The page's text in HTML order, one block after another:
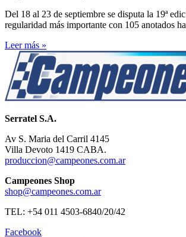
Del 18 al 23 de septiembre se disputa la 19ª
regularidad más importante con 105 anotados
Leer más »
Serratel S.A.
Av S. Maria del Carril 4145
Villa Devoto 1419 CABA.
produccion@campeones.com.ar
Campeones Shop
shop@campeones.com.ar
TEL: +54 011 4503-6840/20/42
Facebook